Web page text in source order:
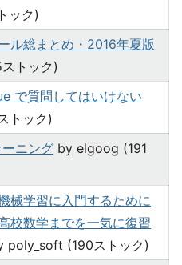
ック)
ル総まとめ・2016年夏版
トック)
で質問してはいけない
トック)
ニング by elgoog (191
械学習に入門するために
校数学までを一気に復習
poly_soft (190ストック)